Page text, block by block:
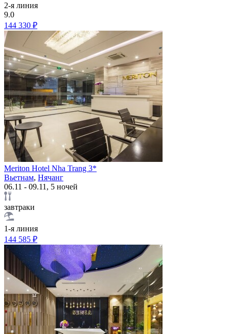
2-я линия
9.0
144 330 ₽
Meriton Hotel Nha Trang 3*
Вьетнам, Нячанг
06.11 - 09.11, 5 ночей
завтраки
1-я линия
144 585 ₽